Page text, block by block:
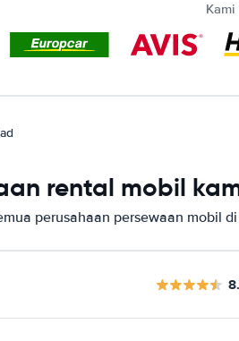
rental mobil
perusahaan persewaan mobil